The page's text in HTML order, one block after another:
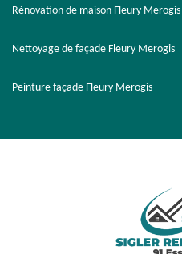
Rénovation de maison Fleury Merogis
Nettoyage de façade Fleury Merogis
Peinture façade Fleury Merogis